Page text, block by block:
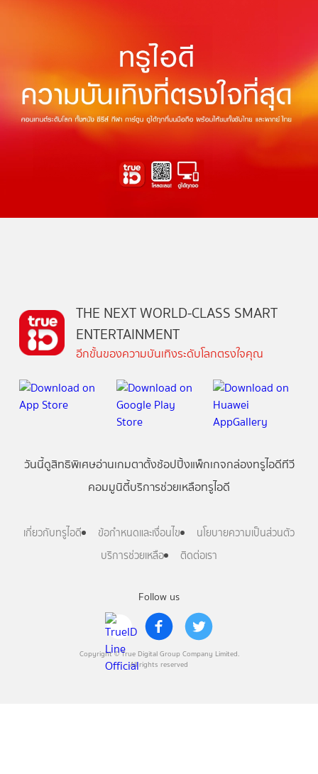
Follow us
Copyright © True Digital Group Company Limited.
All rights reserved
THE NEXT WORLD-CLASS SMART
ENTERTAINMENT
อีกขั้นของความบันเทิงระดับโลกตรงใจคุณ
วันนี้ดูสิทธิพิเศษอ่านเกมตาตั้งช้อปปิ้งแพ็กเกจกล่องทรูไอดีทีวี
คอมมูนิตี้บริการช่วยเหลือทรูไอดี
เกี่ยวกับทรูไอดี ข้อกำหนดและเงื่อนไข
นโยบายความเป็นส่วนตัว
บริการช่วยเหลือ
ติดต่อเรา